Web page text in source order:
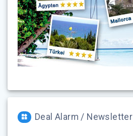
Deal Alarm / Newsletter